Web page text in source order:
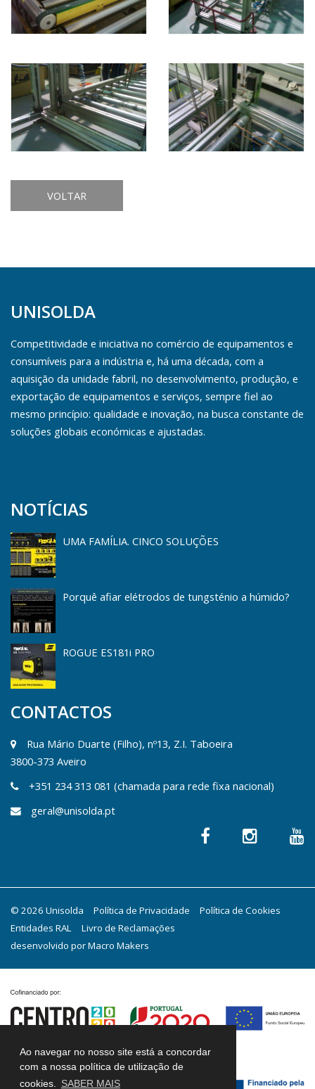
Ao navegar no nosso site está a concordar
com a nossa política de utilização de
cookies.
SABER MAIS
VOLTAR
UNISOLDA
Competitividade e iniciativa no comércio de equipamentos e
consumíveis para a indústria e, há uma década, com a
aquisição da unidade fabril, no desenvolvimento, produção, e
exportação de equipamentos e serviços, sempre fiel ao
mesmo princípio: qualidade e inovação, na busca constante de
soluções globais económicas e ajustadas.
NOTÍCIAS
UMA FAMÍLIA. CINCO SOLUÇÕES
Porquê afiar elétrodos de tungsténio a húmido?
ROGUE ES181i PRO
CONTACTOS
Rua Mário Duarte (Filho), nº13, Z.I. Taboeira
3800-373 Aveiro
+351 234 313 081 (chamada para rede fixa nacional)
geral@unisolda.pt
© 2026 Unisolda Política de Privacidade
Política de Cookies
Entidades RAL
Livro de Reclamações
desenvolvido porMacro Makers